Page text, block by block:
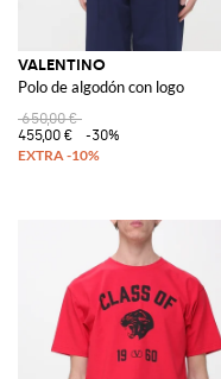
VALENTINO
Polo de algodón con logo
650,00 €
455,00 €
-30%